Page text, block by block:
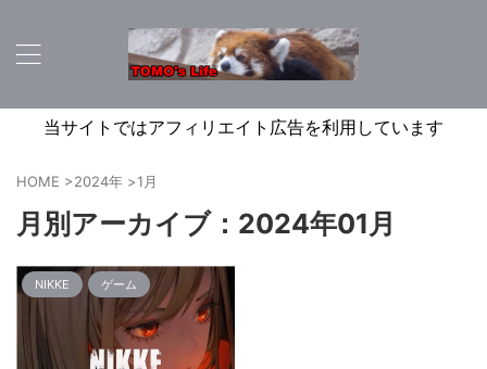
当サイトではアフィリエイト広告を利用しています
HOME >2024年 >1月
月別アーカイブ：2024年01月
NIKKE ゲーム